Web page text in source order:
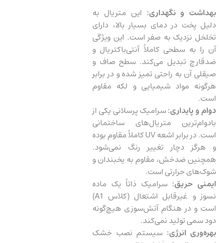
بهداشت و نگهداری: این متریال به
دلیل پخت در دمای بسیار بالا، دارای
تخلخل نزدیک به صفر است. این ویژگی
آن را به سطحی کاملاً آنتی‌باکتریال و
ضدقارچ تبدیل می‌کند. سطح صاف و
صیقلی آن به راحتی تمیز شده و در برابر
هرگونه مواد شیمیایی و لکه مقاوم
است.
دوام و پایداری:سرامیک پرسلانی یکی از
بادوام‌ترین متریال‌های ساختمانی
است. در برابر اشعه UV کاملاً مقاوم بوده
و هرگز دچار تغییر رنگ نمی‌شود.
همچنین ضدخش، مقاوم به یخبندان و
شوک‌های حرارتی است.
ایمنی حریق: سرامیک ذاتاً یک ماده
نسوز و غیرقابل اشتعال (کلاس A1)
است و در هنگام آتش‌سوزی هیچ‌گونه
دود سمی تولید نمی‌کند.
بهره‌وری انرژی: سیستم نصب خشک